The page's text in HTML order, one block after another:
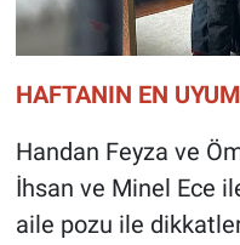
HAFTANIN EN
Handan Feyza ve
İhsan ve Minel Ece
aile pozu ile